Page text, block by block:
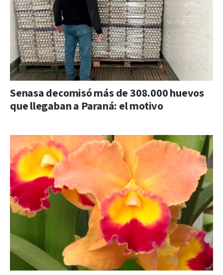
Senasa decomisó más de 308.000 huevos
que llegaban a Paraná: el motivo